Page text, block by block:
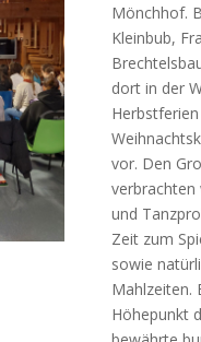
Mönchhof.
Kleinbub,
dort in der
vor. Den
verbrachten
und
Zeit zum
sowie
Mahlzeiten.
Höhepunkt